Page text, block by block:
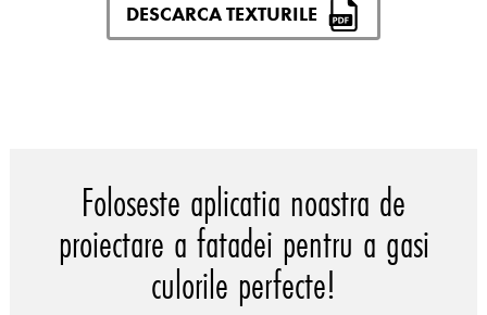
DESCARCA TEXTURILE
Foloseste aplicatia noastra de
proiectare a fatadei pentru a gasi
culorile perfecte!